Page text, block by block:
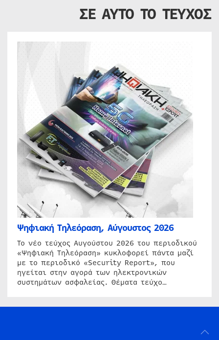
ΣΕ ΑΥΤΟ ΤΟ ΤΕΥΧΟΣ
Ψηφιακή Τηλεόραση, Αύγουστος 2026
Το νέο τεύχος Αυγούστου 2026 του περιοδικού
«Ψηφιακή Τηλεόραση» κυκλοφορεί πάντα μαζί
με το περιοδικό «Security Report», που
ηγείται στην αγορά των ηλεκτρονικών
συστημάτων ασφαλείας. Θέματα τεύχο…